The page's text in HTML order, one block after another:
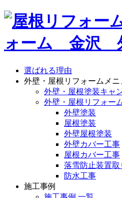
選ばれる理由
外壁・屋根リフォームメニ
外壁・屋根塗装キャ
外壁・屋根リフォー
外壁塗装
屋根塗装
外壁屋根塗装
外壁カバー工事
屋根カバー工事
落雪防止装置取
防水工事
施工事例